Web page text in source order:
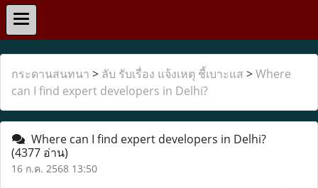
กระดานสนทนา > ลับ รับเรื่อง แจ้งเหตุ ชี้เบาะแส >Where
can I find expert developers in Delhi?
Where can I find expert developers in Delhi?
(4377 อ่าน)
16 ก.ค. 2568 13:50